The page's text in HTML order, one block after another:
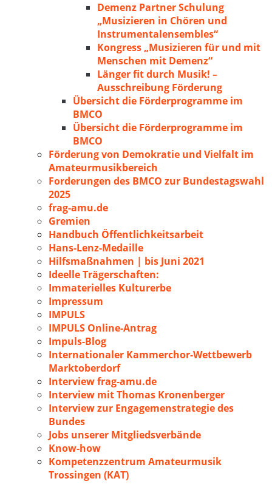
Demenz Partner Schulung
„Musizieren in Chören und
Instrumentalensembles“
Kongress „Musizieren für und mit
Menschen mit Demenz“
Länger fit durch Musik! –
Ausschreibung Förderung
Übersicht die Förderprogramme im
BMCO
Übersicht die Förderprogramme im
BMCO
Förderung von Demokratie und Vielfalt im
Amateurmusikbereich
Forderungen des BMCO zur Bundestagswahl
2025
frag-amu.de
Gremien
Handbuch Öffentlichkeitsarbeit
Hans-Lenz-Medaille
Hilfsmaßnahmen | bis Juni 2021
Ideelle Trägerschaften:
Immaterielles Kulturerbe
Impressum
IMPULS
IMPULS Online-Antrag
Impuls-Blog
Internationaler Kammerchor-Wettbewerb
Marktoberdorf
Interview frag-amu.de
Interview mit Thomas Kronenberger
Interview zur Engagemenstrategie des
Bundes
Jobs unserer Mitgliedsverbände
Know-how
Kompetenzzentrum Amateurmusik
Trossingen (KAT)